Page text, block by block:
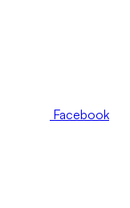
Facebook